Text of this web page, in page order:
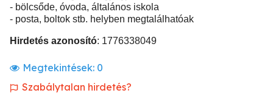
- bölcsőde, óvoda, általános iskola
- posta, boltok stb. helyben megtalálhatóak
Hirdetés azonosító: 1776338049
Megtekintések: 0
Szabálytalan hirdetés?